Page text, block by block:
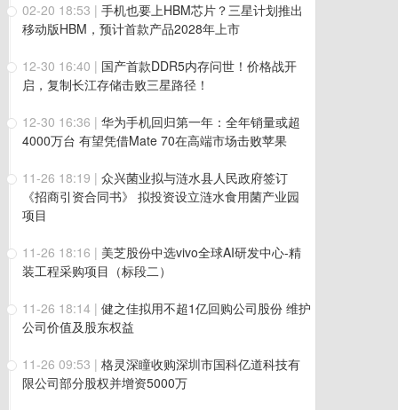
02-20 18:53 | 手机也要上HBM芯片？三星计划推出
移动版HBM，预计首款产品2028年上市
12-30 16:40 | 国产首款DDR5内存问世！价格战开
启，复制长江存储击败三星路径！
12-30 16:36 | 华为手机回归第一年：全年销量或超
4000万台 有望凭借Mate 70在高端市场击败苹果
11-26 18:19 | 众兴菌业拟与涟水县人民政府签订
《招商引资合同书》 拟投资设立涟水食用菌产业园
项目
11-26 18:16 | 美芝股份中选vivo全球AI研发中心-精
装工程采购项目（标段二）
11-26 18:14 | 健之佳拟用不超1亿回购公司股份 维护
公司价值及股东权益
11-26 09:53 | 格灵深瞳收购深圳市国科亿道科技有
限公司部分股权并增资5000万